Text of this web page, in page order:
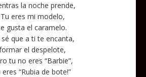
la noche prende,
Tu eres mi modelo,
gusta el caramelo.
sé que a ti te encanta,
el despelote,
tu no eres “Barbie”,
eres “Rubia de bote!”